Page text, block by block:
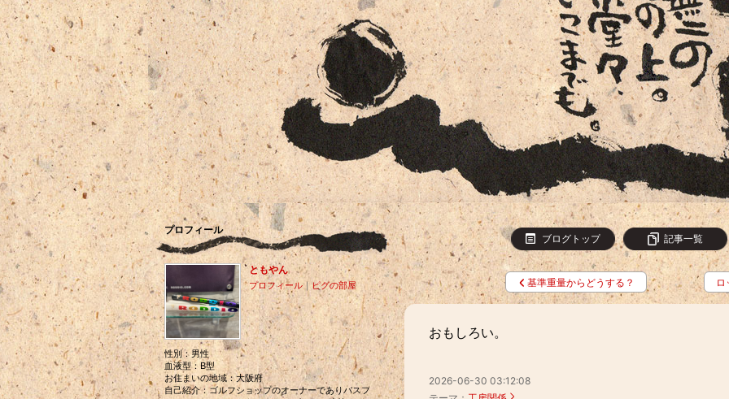
ブログトップ 記事一覧
基準重量からどうする？
おもしろい。
2026-06-30 03:12:08
プロフィール
ともやん
プロフィール｜ピグの部屋
性別：男性
血液型：B型
お住まいの地域：大阪府
自己紹介：ゴルフショップのオーナーでありバスフ